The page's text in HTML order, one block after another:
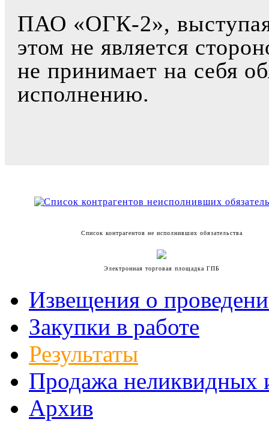
ПАО «ОГК-2», выступая
этом не является
не принимает на себя
исполнению.
Список контрагентов не исполнивших обязательства
Электронная торговая площадка ГПБ
Извещения о
Закупки в работе
Результаты
Продажа
Архив